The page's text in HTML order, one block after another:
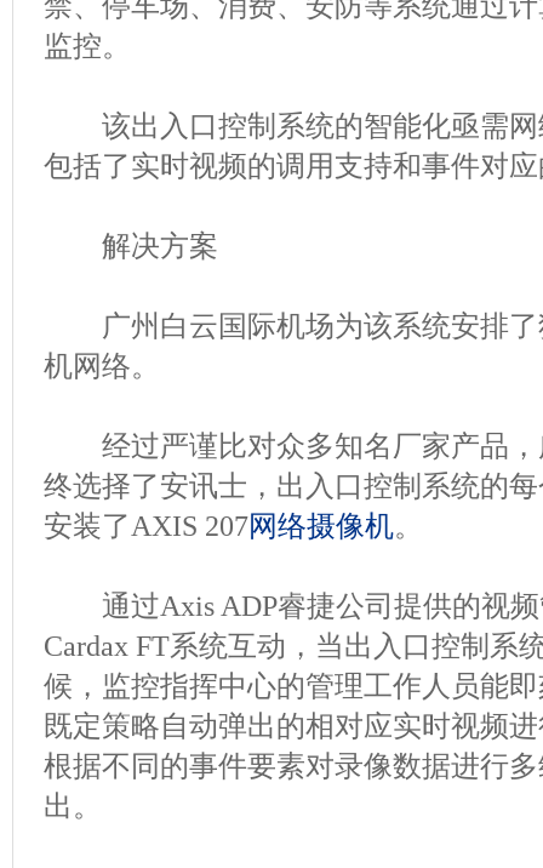
监控。
该出入口控制系统的智能化亟需网
包括了实时视频的调用支持和事件对
解决方案
广州白云国际机场为该系统安排了
机网络。
经过严谨比对众多知名厂家产品，
终选择了安讯士，出入口控制系统的
安装了AXIS 207网络摄像机。
通过Axis ADP睿捷公司提供的视频
Cardax FT系统互动，当出入口控制系
候，监控指挥中心的管理工作人员能
既定策略自动弹出的相对应实时视频
根据不同的事件要素对录像数据进行
出。